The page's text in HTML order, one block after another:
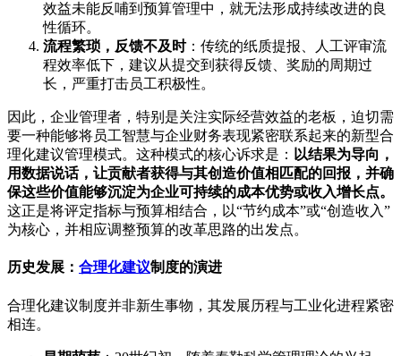
效益未能反哺到预算管理中，就无法形成持续改进的良
性循环。
流程繁琐，反馈不及时：传统的纸质提报、人工评审流
程效率低下，建议从提交到获得反馈、奖励的周期过
长，严重打击员工积极性。
因此，企业管理者，特别是关注实际经营效益的老板，迫切需
要一种能够将员工智慧与企业财务表现紧密联系起来的新型合
理化建议管理模式。这种模式的核心诉求是： 以结果为导向，
用数据说话，让贡献者获得与其创造价值相匹配的回报，并确
保这些价值能够沉淀为企业可持续的成本优势或收入增长点。
这正是将评定指标与预算相结合，以“节约成本”或“创造收入”
为核心，并相应调整预算的改革思路的出发点。
历史发展： 合理化建议制度的演进
合理化建议制度并非新生事物，其发展历程与工业化进程紧密
相连。